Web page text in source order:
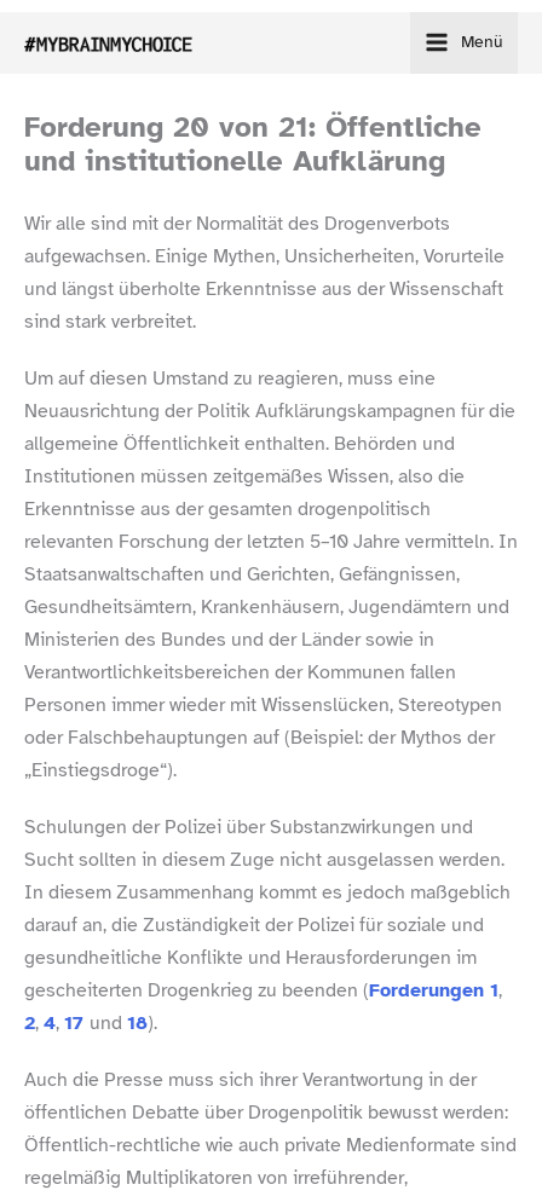
Inhalt
Menü
Forderung 20 von 21: Öffentliche
und institutionelle Aufklärung
Wir alle sind mit der Normalität des Drogenverbots
aufgewachsen. Einige Mythen, Unsicherheiten, Vorurteile
und längst überholte Erkenntnisse aus der Wissenschaft
sind stark verbreitet.
Um auf diesen Umstand zu reagieren, muss eine
Neuausrichtung der Politik Aufklärungskampagnen für die
allgemeine Öffentlichkeit enthalten. Behörden und
Institutionen müssen zeitgemäßes Wissen, also die
Erkenntnisse aus der gesamten drogenpolitisch
relevanten Forschung der letzten 5–10 Jahre vermitteln. In
Staatsanwaltschaften und Gerichten, Gefängnissen,
Gesundheitsämtern, Krankenhäusern, Jugendämtern und
Ministerien des Bundes und der Länder sowie in
Verantwortlichkeitsbereichen der Kommunen fallen
Personen immer wieder mit Wissenslücken, Stereotypen
oder Falschbehauptungen auf (Beispiel: der Mythos der
„Einstiegsdroge“).
Schulungen der Polizei über Substanzwirkungen und
Sucht sollten in diesem Zuge nicht ausgelassen werden.
In diesem Zusammenhang kommt es jedoch maßgeblich
darauf an, die Zuständigkeit der Polizei für soziale und
gesundheitliche Konflikte und Herausforderungen im
gescheiterten Drogenkrieg zu beenden (Forderungen 1,
2,4,17 und 18).
Auch die Presse muss sich ihrer Verantwortung in der
öffentlichen Debatte über Drogenpolitik bewusst werden:
Öffentlich-​rechtliche wie auch private Medienformate sind
regelmäßig Multiplikatoren von irreführender,